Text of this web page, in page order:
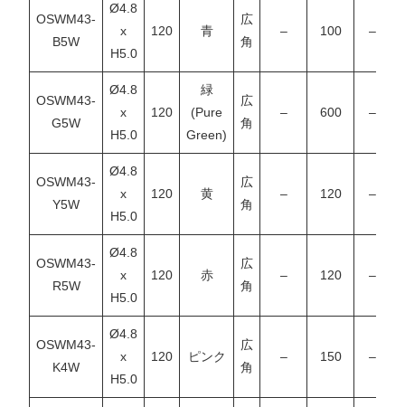
OSWM43-
B5W
Ø4.8
x
H5.0
120 青
広
角
– 100 –
OSWM43-
G5W
Ø4.8
x
H5.0
120
緑
(Pure
Green)
広
角
– 600 –
OSWM43-
Y5W
Ø4.8
x
H5.0
120 黄
広
角
– 120 –
OSWM43-
R5W
Ø4.8
x
H5.0
120 赤
広
角
– 120 –
OSWM43-
K4W
Ø4.8
x
H5.0
120 ピンク
広
角
– 150 –